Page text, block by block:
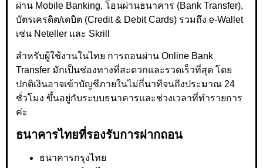
ผ่าน Mobile Banking, โอนผ่านธนาคาร (Bank Transfer),
บัตรเครดิต/เดบิต (Credit & Debit Cards) รวมถึง e-Wallet
เช่น Neteller และ Skrill
สำหรับผู้ใช้งานในไทย การถอนผ่าน Online Bank
Transfer มักเป็นช่องทางที่สะดวกและรวดเร็วที่สุด โดย
ปกติเงินอาจเข้าบัญชีภายในไม่กี่นาทีจนถึงประมาณ 24
ชั่วโมง ขึ้นอยู่กับระบบธนาคารและช่วงเวลาที่ทำรายการ
ค่ะ
ธนาคารไทยที่รองรับการฝากถอน
ธนาคารกรุงไทย